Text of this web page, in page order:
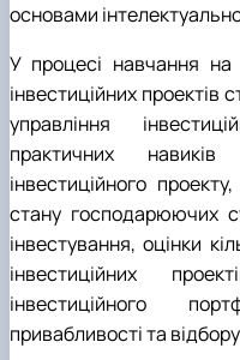
основами
У процесі навчання на
інвестиційних проектів
управління
практичних
інвестиційного
стану господарюючих
інвестування, оцінки
інвестиційних
інвестиційного
привабливості та